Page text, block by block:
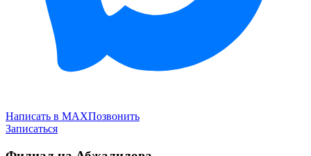
Написать в MAXПозвонить
Записаться